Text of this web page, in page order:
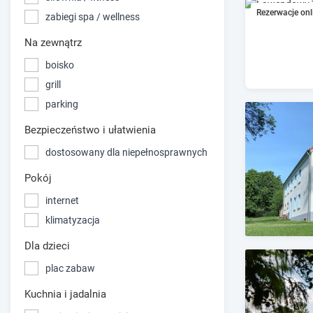
zabiegi spa / wellness
Na zewnątrz
boisko
grill
parking
Bezpieczeństwo i ułatwienia
dostosowany dla niepełnosprawnych
Pokój
internet
klimatyzacja
Dla dzieci
plac zabaw
Kuchnia i jadalnia
Rezerwacje